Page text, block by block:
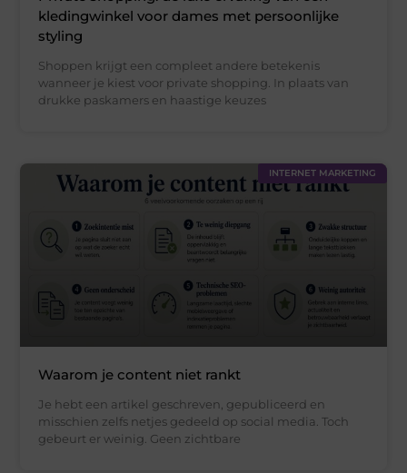
kledingwinkel voor dames met persoonlijke
styling
Shoppen krijgt een compleet andere betekenis
wanneer je kiest voor private shopping. In plaats van
drukke paskamers en haastige keuzes
INTERNET MARKETING
Waarom je content niet rankt
Je hebt een artikel geschreven, gepubliceerd en
misschien zelfs netjes gedeeld op social media. Toch
gebeurt er weinig. Geen zichtbare